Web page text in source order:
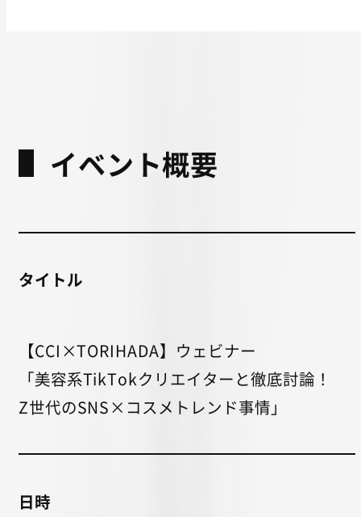
イベント概要
タイトル
【CCI×TORIHADA】ウェビナー
「美容系TikTokクリエイターと徹底討論！
Z世代のSNS×コスメトレンド事情」
日時